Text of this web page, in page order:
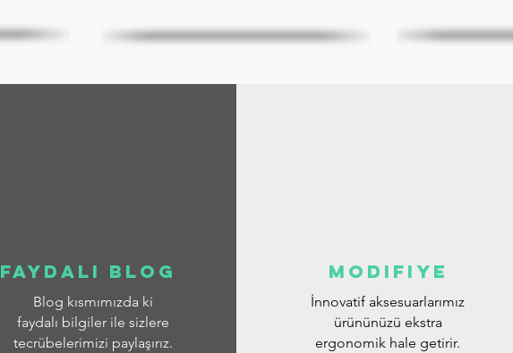
faydalı blog
Blog kısmımızda ki
faydalı bilgiler ile sizlere
tecrübelerimizi paylaşırız.
modifiye
İnnovatif aksesuarlarımız
ürününüzü ekstra
ergonomik hale getirir.